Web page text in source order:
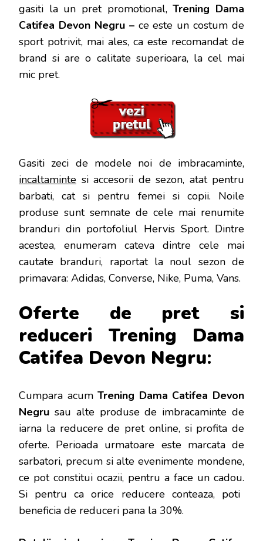
gasiti la un pret promotional,Trening Dama
Catifea Devon Negru –ce este un costum de
sport potrivit, mai ales, ca este recomandat de
brand si are o calitate superioara, la cel mai
mic pret.
Gasiti zeci de modele noi de imbracaminte,
incaltaminte si accesorii de sezon, atat pentru
barbati, cat si pentru femei si copii. Noile
produse sunt semnate de cele mai renumite
branduri din portofoliul Hervis Sport. Dintre
acestea, enumeram cateva dintre cele mai
cautate branduri, raportat la noul sezon de
primavara: Adidas, Converse, Nike, Puma, Vans.
Oferte de pret si
reduceri Trening Dama
Catifea Devon Negru:
Cumpara acumTrening Dama Catifea Devon
Negru sau alte produse de imbracaminte de
iarna la reducere de pret online, si profita de
oferte. Perioada urmatoare este marcata de
sarbatori, precum si alte evenimente mondene,
ce pot constitui ocazii, pentru a face un cadou.
Si pentru ca orice reducere conteaza, poti
beneficia de reduceri pana la 30%.